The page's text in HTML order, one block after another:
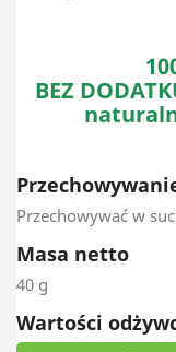
BEZ
Przechowywać w
Masa netto
40 g
Wartości